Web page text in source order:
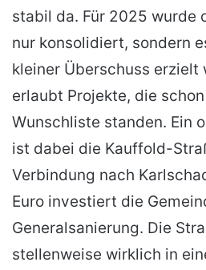
stabil da. Für 2025 wurde
nur konsolidiert, sondern
kleiner Überschuss erzielt
erlaubt Projekte, die
Wunschliste standen. Ein
ist dabei die Kauffold-
Verbindung nach
Euro investiert die
Generalsanierung. Die
stellenweise wirklich in